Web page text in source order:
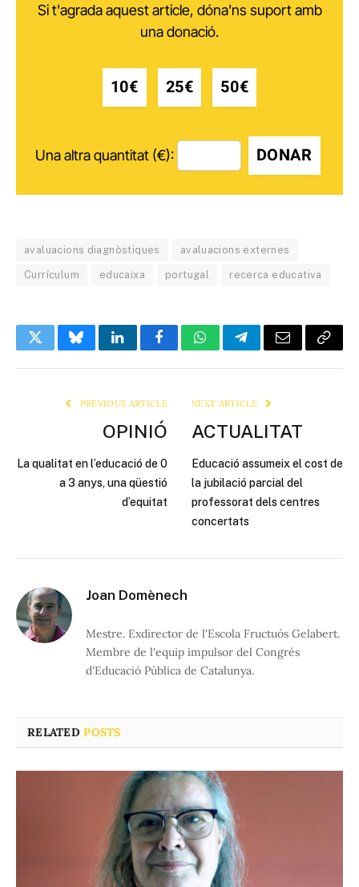
Si t'agrada aquest article, dóna'ns suport amb
una donació.
10€ 25€ 50€
Una altra quantitat (€): DONAR
avaluacions diagnòstiques avaluacions externes
Currículum educaixa portugal recerca educativa
TwitterBlueskyLinkedInFacebookWhatsAppTelegramEmail Copy
PREVIOUS ARTICLE
OPINIÓ
La qualitat en l’educació de 0
a 3 anys, una qüestió
d’equitat
NEXT ARTICLE
ACTUALITAT
Educació assumeix el cost de
la jubilació parcial del
professorat dels centres
concertats
Joan Domènech
Mestre. Exdirector de l'Escola Fructuós Gelabert.
Membre de l'equip impulsor del Congrés
d'Educació Pública de Catalunya.
RELATEDPOSTS